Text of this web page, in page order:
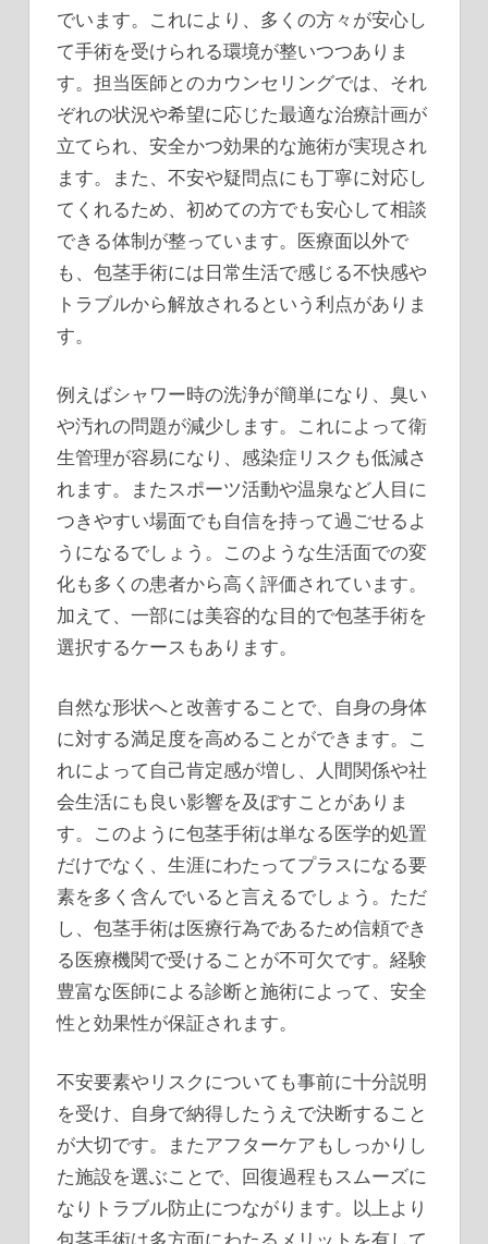
でいます。これにより、多くの方々が安心し
て手術を受けられる環境が整いつつありま
す。担当医師とのカウンセリングでは、それ
ぞれの状況や希望に応じた最適な治療計画が
立てられ、安全かつ効果的な施術が実現され
ます。また、不安や疑問点にも丁寧に対応し
てくれるため、初めての方でも安心して相談
できる体制が整っています。医療面以外で
も、包茎手術には日常生活で感じる不快感や
トラブルから解放されるという利点がありま
す。
例えばシャワー時の洗浄が簡単になり、臭い
や汚れの問題が減少します。これによって衛
生管理が容易になり、感染症リスクも低減さ
れます。またスポーツ活動や温泉など人目に
つきやすい場面でも自信を持って過ごせるよ
うになるでしょう。このような生活面での変
化も多くの患者から高く評価されています。
加えて、一部には美容的な目的で包茎手術を
選択するケースもあります。
自然な形状へと改善することで、自身の身体
に対する満足度を高めることができます。こ
れによって自己肯定感が増し、人間関係や社
会生活にも良い影響を及ぼすことがありま
す。このように包茎手術は単なる医学的処置
だけでなく、生涯にわたってプラスになる要
素を多く含んでいると言えるでしょう。ただ
し、包茎手術は医療行為であるため信頼でき
る医療機関で受けることが不可欠です。経験
豊富な医師による診断と施術によって、安全
性と効果性が保証されます。
不安要素やリスクについても事前に十分説明
を受け、自身で納得したうえで決断すること
が大切です。またアフターケアもしっかりし
た施設を選ぶことで、回復過程もスムーズに
なりトラブル防止につながります。以上より
包茎手術は多方面にわたるメリットを有して